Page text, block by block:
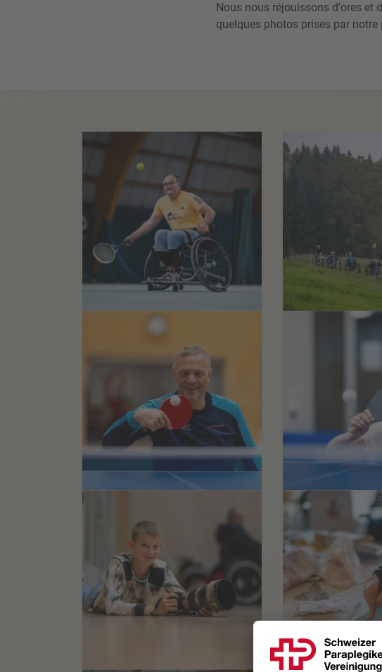
Nous nous réjouissons d'ores et
quelques photos prises par